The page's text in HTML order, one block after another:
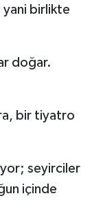
birlikte
doğar.
bir tiyatro
seyirciler
içinde